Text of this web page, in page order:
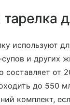
тарелка
используют
и других
составляет от
до 550
комплект,